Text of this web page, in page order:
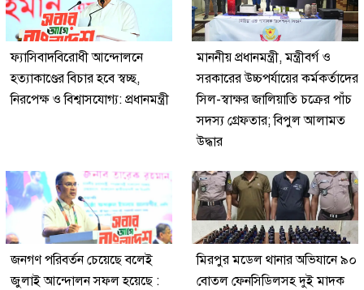
ফ্যাসিবাদবিরোধী আন্দোলনে
হত্যাকাণ্ডের বিচার হবে স্বচ্ছ,
নিরপেক্ষ ও বিশ্বাসযোগ্য: প্রধানমন্ত্রী
মাননীয় প্রধানমন্ত্রী, মন্ত্রীবর্গ ও
সরকারের উচ্চপর্যায়ের কর্মকর্তাদের
সিল-স্বাক্ষর জালিয়াতি চক্রের পাঁচ
সদস্য গ্রেফতার; বিপুল আলামত
উদ্ধার
জনগণ পরিবর্তন চেয়েছে বলেই
জুলাই আন্দোলন সফল হয়েছে :
মিরপুর মডেল থানার অভিযানে ৯০
বোতল ফেনসিডিলসহ দুই মাদক